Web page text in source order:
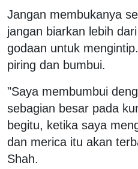
Jangan membukanya
jangan biarkan lebih
godaan untuk
piring dan bumbui.
"Saya membumbui
sebagian besar pada
begitu, ketika saya
dan merica itu akan
Shah.